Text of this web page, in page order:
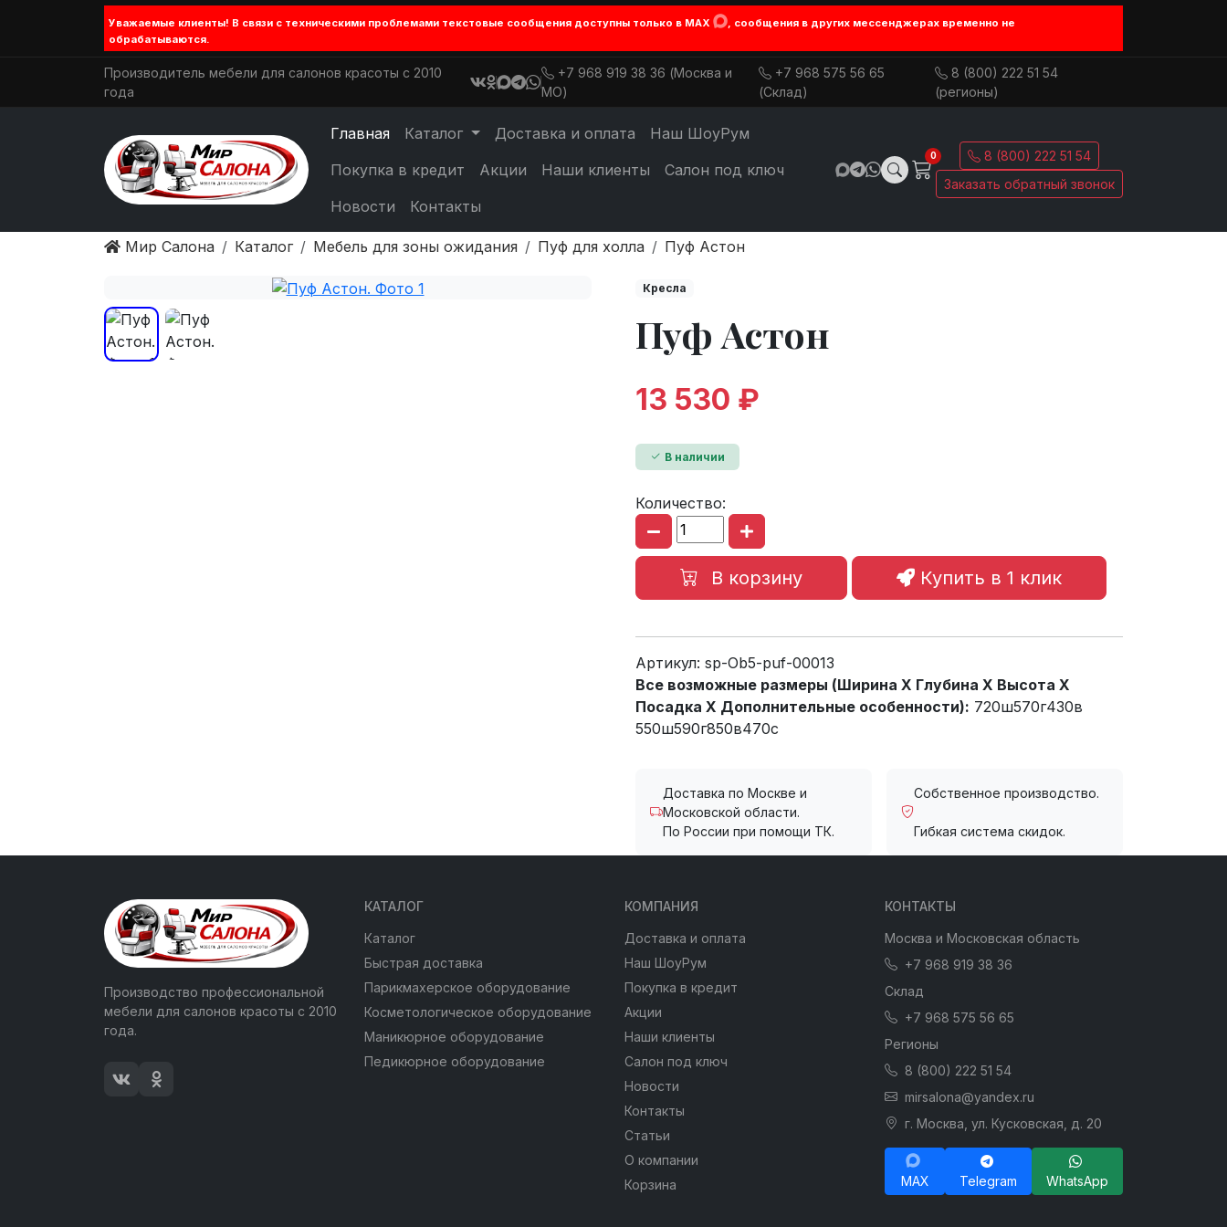
Уважаемые клиенты! В связи с техническими проблемами текстовые сообщения доступны только в MAX
, сообщения в других мессенджерах временно не
обрабатываются.
Производитель мебели для салонов красоты с 2010
года
+7 968 919 38 36 (Москва и
МО)
+7 968 575 56 65
(Склад)
8 (800) 222 51 54
(регионы)
Главная Каталог Доставка и оплата
Наш ШоуРум
Покупка в кредит
Акции Наши клиенты
Салон под ключ
Новости
Контакты
0
8 (800) 222 51 54
Заказать обратный звонок
Мир Салона Каталог Мебель для зоны ожидания Пуф для холла Пуф Астон
Кресла
Пуф Астон
13 530 ₽
В наличии
Количество:
В корзину Купить в 1 клик
Артикул: sp-Ob5-puf-00013
Все возможные размеры (Ширина X Глубина X Высота X
Посадка X Дополнительные особенности): 720ш570г430в
550ш590г850в470с
Доставка по Москве и
Московской области.
По России при помощи ТК.
Собственное производство.
Гибкая система скидок.
Производство профессиональной
мебели для салонов красоты с 2010
года.
КАТАЛОГ
Каталог
Быстрая доставка
Парикмахерское оборудование
Косметологическое оборудование
Маникюрное оборудование
Педикюрное оборудование
КОМПАНИЯ
Доставка и оплата
Наш ШоуРум
Покупка в кредит
Акции
Наши клиенты
Салон под ключ
Новости
Контакты
Статьи
О компании
Корзина
КОНТАКТЫ
Москва и Московская область
+7 968 919 38 36
Склад
+7 968 575 56 65
Регионы
8 (800) 222 51 54
mirsalona@yandex.ru
г. Москва, ул. Кусковская, д. 20
MAX Telegram WhatsApp